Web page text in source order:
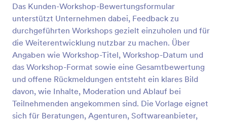
Das Kunden-Workshop-Bewertungsformular
unterstützt Unternehmen dabei, Feedback zu
durchgeführten Workshops gezielt einzuholen und für
die Weiterentwicklung nutzbar zu machen. Über
Angaben wie Workshop-Titel, Workshop-Datum und
das Workshop-Format sowie eine Gesamtbewertung
und offene Rückmeldungen entsteht ein klares Bild
davon, wie Inhalte, Moderation und Ablauf bei
Teilnehmenden angekommen sind. Die Vorlage eignet
sich für Beratungen, Agenturen, Softwareanbieter,
Vorschau